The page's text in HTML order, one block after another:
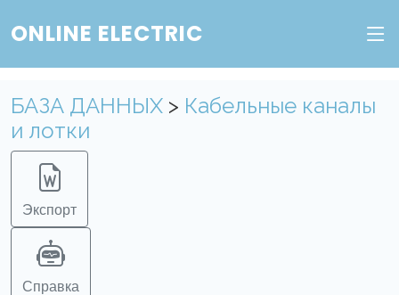
ONLINE ELECTRIC
БАЗА ДАННЫХ > Кабельные каналы
и лотки
Экспорт
Справка
получить доступ ко всем сервисам "Онлайн